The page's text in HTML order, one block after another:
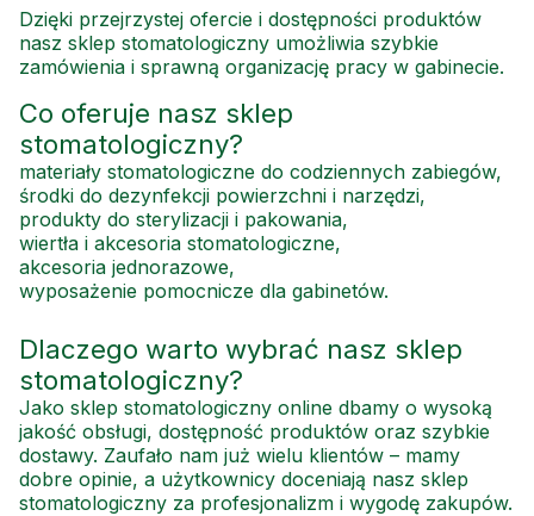
Dzięki przejrzystej ofercie i dostępności produktów
nasz sklep stomatologiczny umożliwia szybkie
zamówienia i sprawną organizację pracy w gabinecie.
Co oferuje nasz sklep
stomatologiczny?
materiały stomatologiczne do codziennych zabiegów,
środki do dezynfekcji powierzchni i narzędzi,
produkty do sterylizacji i pakowania,
wiertła i akcesoria stomatologiczne,
akcesoria jednorazowe,
wyposażenie pomocnicze dla gabinetów.
Dlaczego warto wybrać nasz sklep
stomatologiczny?
Jako sklep stomatologiczny online dbamy o wysoką
jakość obsługi, dostępność produktów oraz szybkie
dostawy. Zaufało nam już wielu klientów – mamy
dobre opinie, a użytkownicy doceniają nasz sklep
stomatologiczny za profesjonalizm i wygodę zakupów.